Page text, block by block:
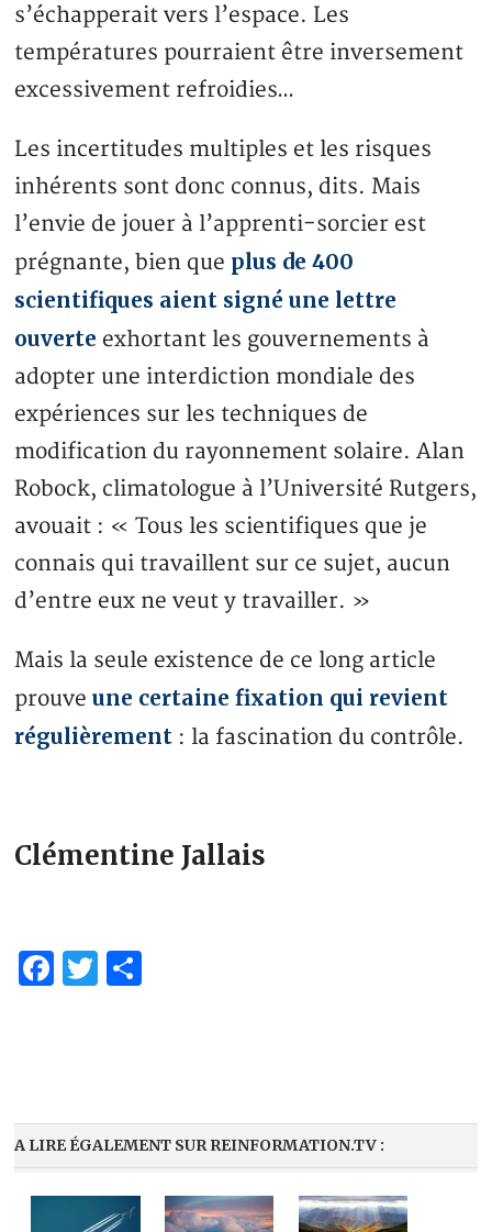
s’échapperait vers l’espace. Les
températures pourraient être inversement
excessivement refroidies…
Les incertitudes multiples et les risques
inhérents sont donc connus, dits. Mais
l’envie de jouer à l’apprenti-sorcier est
prégnante, bien que plus de 400
scientifiques aient signé une lettre
ouverte exhortant les gouvernements à
adopter une interdiction mondiale des
expériences sur les techniques de
modification du rayonnement solaire. Alan
Robock, climatologue à l’Université Rutgers,
avouait : « Tous les scientifiques que je
connais qui travaillent sur ce sujet, aucun
d’entre eux ne veut y travailler. »
Mais la seule existence de ce long article
prouveune certaine fixation qui revient
régulièrement : la fascination du contrôle.
Clémentine Jallais
Facebook
Twitter
A LIRE ÉGALEMENT SUR REINFORMATION.TV :